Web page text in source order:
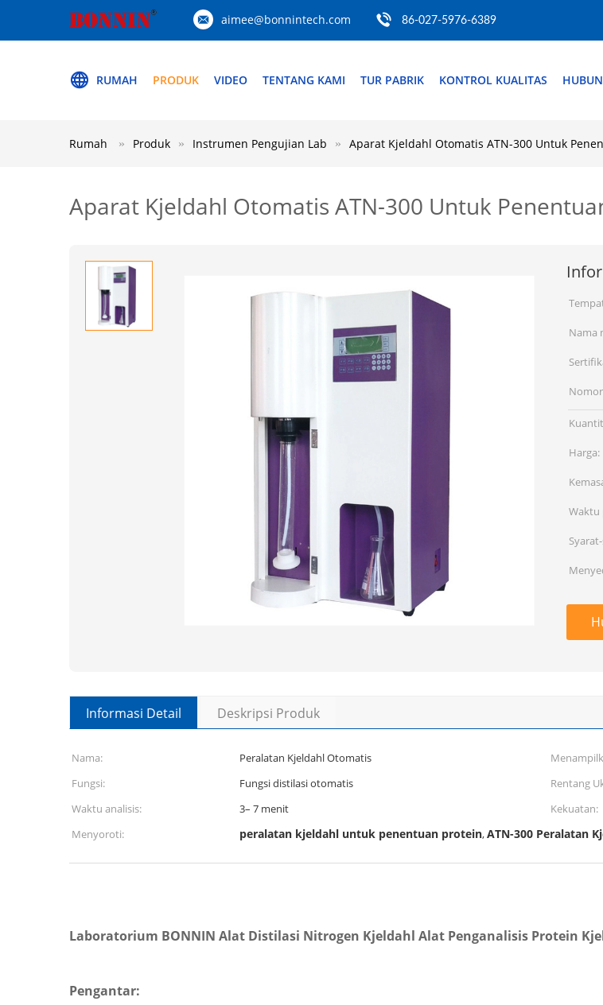
aimee@bonnintech.com 86-027-5976-6389
RUMAH PRODUK VIDEO TENTANG KAMI TUR PABRIK KONTROL KUALITAS
Rumah Produk Instrumen Pengujian Lab Aparat Kjeldahl Otomatis ATN-300 Untuk
Aparat Kjeldahl Otomatis ATN-300 Untuk
Nama
Harga:
Waktu
Informasi Detail Deskripsi Produk
Nama: Peralatan Kjeldahl Otomatis
Fungsi:
Fungsi distilasi otomatis Rentang
Waktu analisis:
3– 7 menit Kekuatan:
Menyoroti:
peralatan kjeldahl untuk penentuan protein,ATN-300 Peralatan
Laboratorium BONNIN Alat Distilasi Nitrogen Kjeldahl Alat Penganalisis Protein
Pengantar: